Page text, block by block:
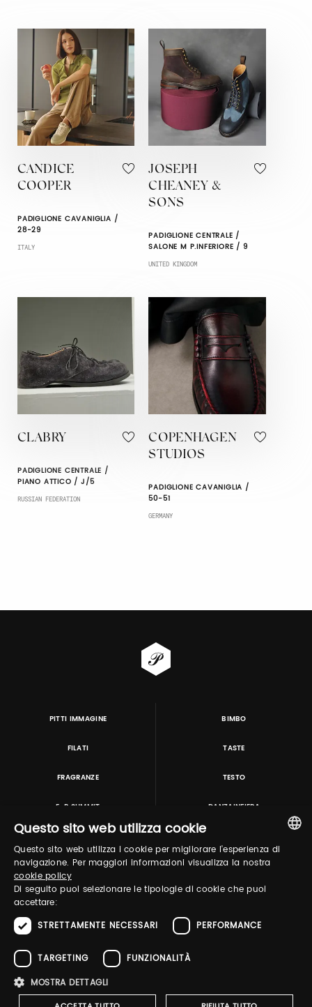
CANDICE
COOPER
PADIGLIONE CAVANIGLIA /
28-29
ITALY
JOSEPH
CHEANEY &
SONS
PADIGLIONE CENTRALE /
SALONE M P.INFERIORE / 9
UNITED KINGDOM
CLABRY
PADIGLIONE CENTRALE /
PIANO ATTICO / J/5
RUSSIAN FEDERATION
COPENHAGEN
STUDIOS
PADIGLIONE CAVANIGLIA /
50-51
GERMANY
PITTI IMMAGINE BIMBO
FILATI TASTE
FRAGRANZE TESTO
E-P SUMMIT DANZAINFIERA
TUTORING & CONSULTING
Pitti Immagine S.r.l. P.I./CF 03443240480 Capitale sociale 648.457 € N° iscriz. Reg.
imprese Firenze REA FI-363274 ·
Whistleblowing ·Cookies Policy
ITALIAN
Questo sito web utilizza cookie
Questo sito web utilizza i cookie per migliorare l'esperienza di
navigazione. Per maggiori informazioni visualizza la nostra
cookie policy
Di seguito puoi selezionare le tipologie di cookie che puoi
accettare:
STRETTAMENTE NECESSARI
PERFORMANCE
TARGETING
FUNZIONALITÀ
MOSTRA DETTAGLI